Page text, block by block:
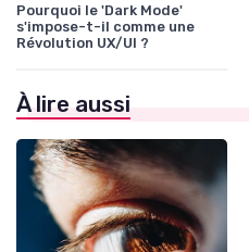
Pourquoi le 'Dark Mode'
s'impose-t-il comme une
Révolution UX/UI ?
À lire aussi